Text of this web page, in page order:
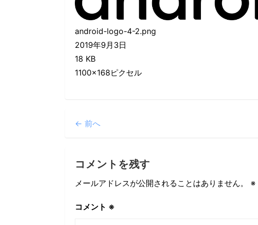
android-logo-4-2.png
2019年9月3日
18 KB
1100×168ピクセル
← 前へ
コメントを残す
メールアドレスが公開されることはありません。 ※
コメント ※